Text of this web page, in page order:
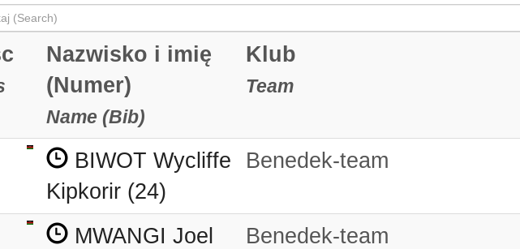
Nazwisko i imię
(Numer)
Name (Bib)
Klub
Team
BIWOT Wycliffe
Kipkorir (24)
Benedek-team
MWANGI Joel
Benedek-team